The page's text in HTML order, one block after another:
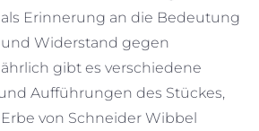
Erinnerung an die Bedeutung
Widerstand gegen
gibt es verschiedene
Aufführungen des Stückes,
von Schneider Wibbel